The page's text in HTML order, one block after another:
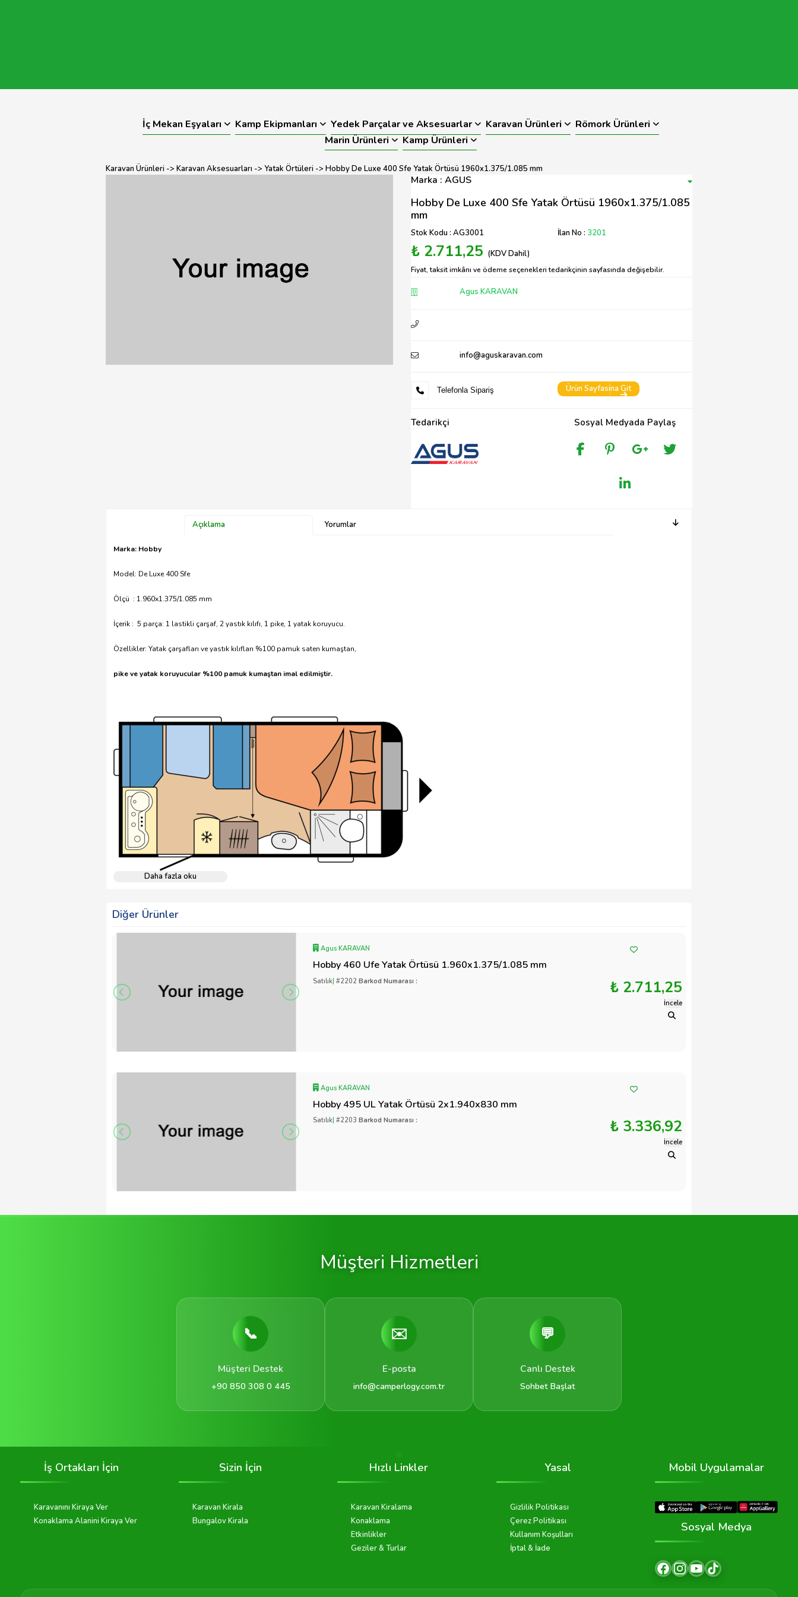
İç Mekan Eşyaları Kamp Ekipmanları Yedek Parçalar ve Aksesuarlar Karavan Ürünleri
Römork Ürünleri
Marin Ürünleri
Kamp Ürünleri
Karavan Ürünleri -> Karavan Aksesuarları -> Yatak Örtüleri -> Hobby De Luxe 400 Sfe Yatak Örtüsü 1960x1.375/1.085 mm
Marka : AGUS
Hobby De Luxe 400 Sfe Yatak Örtüsü 1960x1.375/1.085
mm
Stok Kodu : AG3001 İlan No : 3201
₺ 2.711,25 (KDV Dahil)
Fiyat, taksit imkânı ve ödeme seçenekleri tedarikçinin sayfasında değişebilir.
Agus KARAVAN
info@aguskaravan.com
Telefonla Sipariş Ürün Sayfasina Git
Tedarikçi Sosyal Medyada Paylaş
Açıklama Yorumlar
Marka: Hobby
Model: De Luxe 400 Sfe
Ölçü : 1.960x1.375/1.085 mm
İçerik : 5 parça: 1 lastikli çarşaf, 2 yastık kılıfı, 1 pike, 1 yatak koruyucu.
Özellikler: Yatak çarşafları ve yastık kılıfları %100 pamuk saten kumaştan,
pike ve yatak koruyucular %100 pamuk kumaştan imal edilmiştir.
Daha fazla oku
Diğer Ürünler
Agus KARAVAN
Hobby 460 Ufe Yatak Örtüsü 1.960x1.375/1.085 mm
Satılık| #2202Barkod Numarası : ₺ 2.711,25
İncele
Agus KARAVAN
Hobby 495 UL Yatak Örtüsü 2x1.940x830 mm
Satılık| #2203Barkod Numarası : ₺ 3.336,92
İncele
Müşteri Hizmetleri
📞
Müşteri Destek
+90 850 308 0 445
✉️
E-posta
info@camperlogy.com.tr
💬
Canlı Destek
Sohbet Başlat
İş Ortakları İçin
Karavanını Kiraya Ver
Konaklama Alanini Kiraya Ver
Sizin İçin
Karavan Kirala
Bungalov Kirala
Hızlı Linkler
Karavan Kiralama
Konaklama
Etkinlikler
Geziler & Turlar
Yasal
Gizlilik Politikası
Çerez Politikası
Kullanım Koşulları
İptal & İade
Mobil Uygulamalar
Sosyal Medya